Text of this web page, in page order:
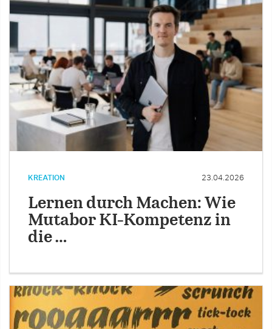
KREATION 23.04.2026
Lernen durch Machen: Wie
Mutabor KI-Kompetenz in
die …